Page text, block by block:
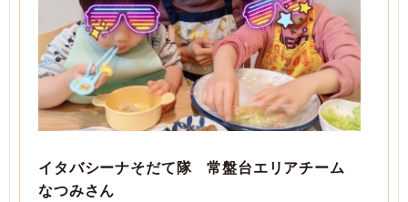
イタバシーナそだて隊 常盤台エリアチーム
なつみさん